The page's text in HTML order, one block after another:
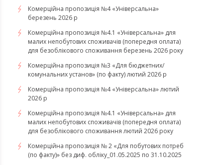
Комерційна пропозиція №4 «Універсальна»
березень 2026 р
Комерційна пропозиція №4.1 «Універсальна» для
малих непобутових споживачів (попередня оплата)
для безоблікового споживання березень 2026 року
Комерційна пропозиція №3 «Для бюджетних/
комунальних установ» (по факту) лютий 2026 р
Комерційна пропозиція №4 «Універсальна» лютий
2026 р
Комерційна пропозиція №4.1 «Універсальна» для
малих непобутових споживачів (попередня оплата)
для безоблікового споживання лютий 2026 року
Комерційна пропозиція № 2 «Для побутових потреб
(по факту)» без диф. обліку_01.05.2025 по 31.10.2025